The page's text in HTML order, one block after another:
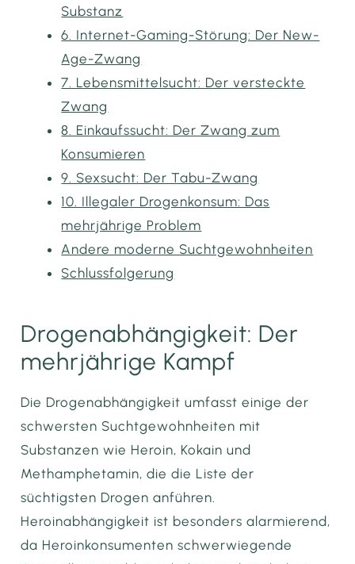
Substanz
6. Internet-Gaming-Störung: Der New-
Age-Zwang
7. Lebensmittelsucht: Der versteckte
Zwang
8. Einkaufssucht: Der Zwang zum
Konsumieren
9. Sexsucht: Der Tabu-Zwang
10. Illegaler Drogenkonsum: Das
mehrjährige Problem
Andere moderne Suchtgewohnheiten
Schlussfolgerung
Drogenabhängigkeit: Der
mehrjährige Kampf
Die Drogenabhängigkeit umfasst einige der
schwersten Suchtgewohnheiten mit
Substanzen wie Heroin, Kokain und
Methamphetamin, die die Liste der
süchtigsten Drogen anführen.
Heroinabhängigkeit ist besonders alarmierend,
da Heroinkonsumenten schwerwiegende